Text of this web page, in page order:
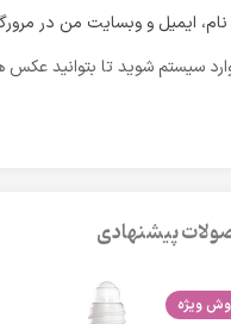
ایمیل و وبسایت من در
سیستم شوید تا بتوانید عکس
پیشنهادی
ویژه